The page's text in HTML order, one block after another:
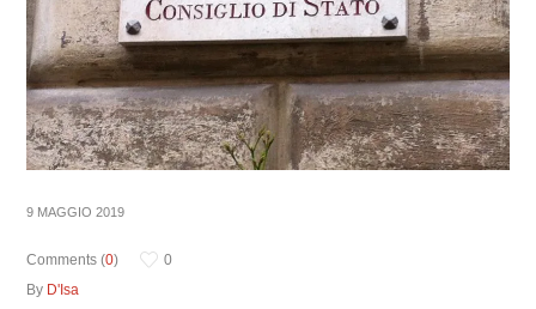
9 MAGGIO 2019
Comments (0)
0
By D'Isa